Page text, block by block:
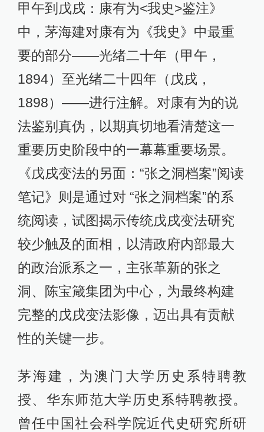
甲午到戊戌：康有为<我史>鉴注》
中，茅海建对康有为《我史》中最重
要的部分——光绪二十年（甲午，
1894）至光绪二十四年（戊戌，
1898）——进行注解。对康有为的说
法鉴别真伪，以期真切地看清楚这一
重要历史阶段中的一幕幕重要场景。
《戊戌变法的另面：“张之洞档案”阅读
笔记》则是通过对 “张之洞档案”的系
统阅读，试图揭示传统戊戌变法研究
较少触及的面相，以清政府内部最大
的政治派系之一，主张革新的张之
洞、陈宝箴集团为中心，为最终构建
完整的戊戌变法影像，迈出具有贡献
性的关键一步。
茅海建，为澳门大学历史系特聘教
授、华东师范大学历史系特聘教授。
曾任中国社会科学院近代史研究所研